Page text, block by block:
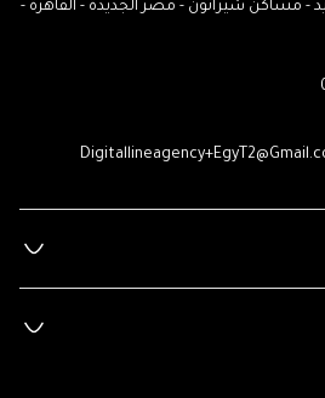
- مساكن شيراتون - مصر الجديدة - القاهرة -